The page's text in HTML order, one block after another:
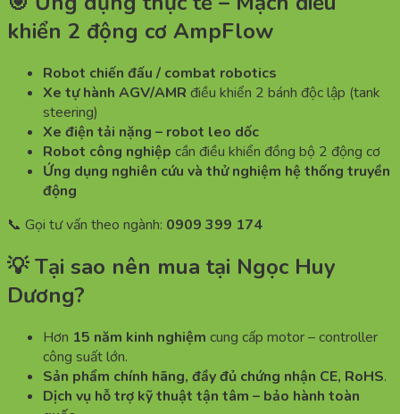
khiển 2 động cơ AmpFlow
Robot chiến đấu / combat robotics
Xe tự hành AGV/AMR điều khiển 2 bánh độc lập (tank
steering)
Xe điện tải nặng – robot leo dốc
Robot công nghiệp cần điều khiển đồng bộ 2 động cơ
Ứng dụng nghiên cứu và thử nghiệm hệ thống truyền
động
📞 Gọi tư vấn theo ngành: 0909 399 174
💡 Tại sao nên mua tại Ngọc Huy
Dương?
Hơn 15 năm kinh nghiệm cung cấp motor – controller
công suất lớn.
Sản phẩm chính hãng, đầy đủ chứng nhận CE, RoHS.
Dịch vụ hỗ trợ kỹ thuật tận tâm – bảo hành toàn